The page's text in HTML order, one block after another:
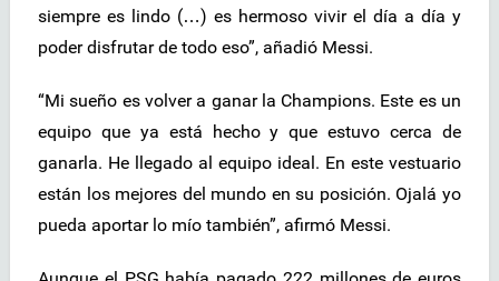
siempre es lindo (…) es hermoso vivir el día a día y
poder disfrutar de todo eso”, añadió Messi.
“Mi sueño es volver a ganar la Champions. Este es un
equipo que ya está hecho y que estuvo cerca de
ganarla. He llegado al equipo ideal. En este vestuario
están los mejores del mundo en su posición. Ojalá yo
pueda aportar lo mío también”, afirmó Messi.